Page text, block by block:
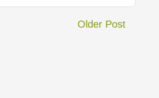
Older Post